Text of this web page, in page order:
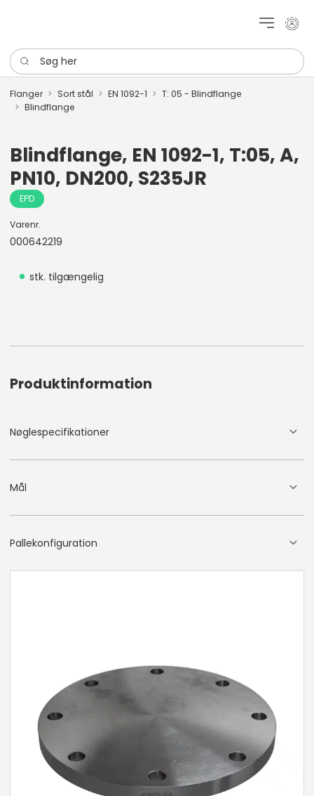
Mit
Søg her
Flanger Sort stål EN 1092-1
T: 05 - Blindflange
Blindflange
Blindflange, EN 1092-1, T:05, A,
PN10, DN200, S235JR
EPD
Varenr.
000642219
stk. tilgængelig
Produktinformation
Nøglespecifikationer
Mål
Pallekonfiguration